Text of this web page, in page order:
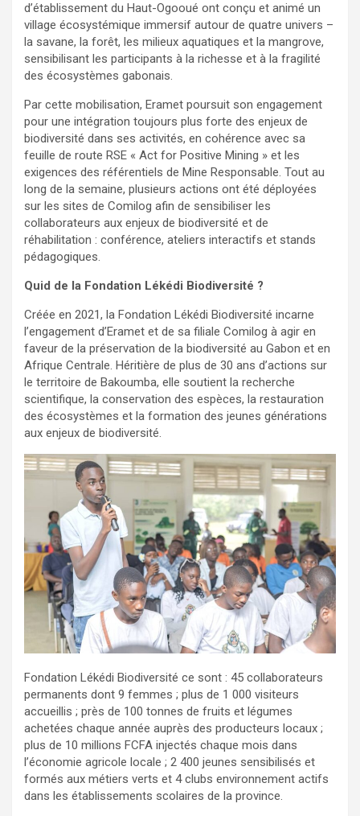
d’établissement du Haut-Ogooué ont conçu et animé un
village écosystémique immersif autour de quatre univers –
la savane, la forêt, les milieux aquatiques et la mangrove,
sensibilisant les participants à la richesse et à la fragilité
des écosystèmes gabonais.
Par cette mobilisation, Eramet poursuit son engagement
pour une intégration toujours plus forte des enjeux de
biodiversité dans ses activités, en cohérence avec sa
feuille de route RSE « Act for Positive Mining » et les
exigences des référentiels de Mine Responsable. Tout au
long de la semaine, plusieurs actions ont été déployées
sur les sites de Comilog afin de sensibiliser les
collaborateurs aux enjeux de biodiversité et de
réhabilitation : conférence, ateliers interactifs et stands
pédagogiques.
Quid de la Fondation Lékédi Biodiversité ?
Créée en 2021, la Fondation Lékédi Biodiversité incarne
l’engagement d’Eramet et de sa filiale Comilog à agir en
faveur de la préservation de la biodiversité au Gabon et en
Afrique Centrale. Héritière de plus de 30 ans d’actions sur
le territoire de Bakoumba, elle soutient la recherche
scientifique, la conservation des espèces, la restauration
des écosystèmes et la formation des jeunes générations
aux enjeux de biodiversité.
Fondation Lékédi Biodiversité ce sont : 45 collaborateurs
permanents dont 9 femmes ; plus de 1 000 visiteurs
accueillis ; près de 100 tonnes de fruits et légumes
achetées chaque année auprès des producteurs locaux ;
plus de 10 millions FCFA injectés chaque mois dans
l’économie agricole locale ; 2 400 jeunes sensibilisés et
formés aux métiers verts et 4 clubs environnement actifs
dans les établissements scolaires de la province.